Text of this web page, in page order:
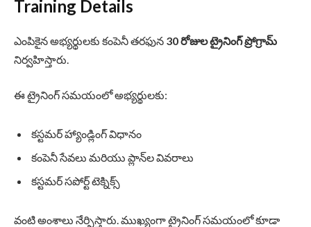
Training Details
ఎంపికైన అభ్యర్థులకు కంపెనీ తరఫున 30 రోజుల ట్రైనింగ్ ప్రోగ్రామ్
నిర్వహిస్తారు.
ఈ ట్రైనింగ్ సమయంలో అభ్యర్థులకు:
కస్టమర్ హ్యాండ్లింగ్ విధానం
కంపెనీ సేవలు మరియు ప్లాన్‌ల వివరాలు
కస్టమర్ సపోర్ట్ టెక్నిక్స్
వంటి అంశాలు నేర్పిస్తారు. ముఖ్యంగా ట్రైనింగ్ సమయంలో కూడా